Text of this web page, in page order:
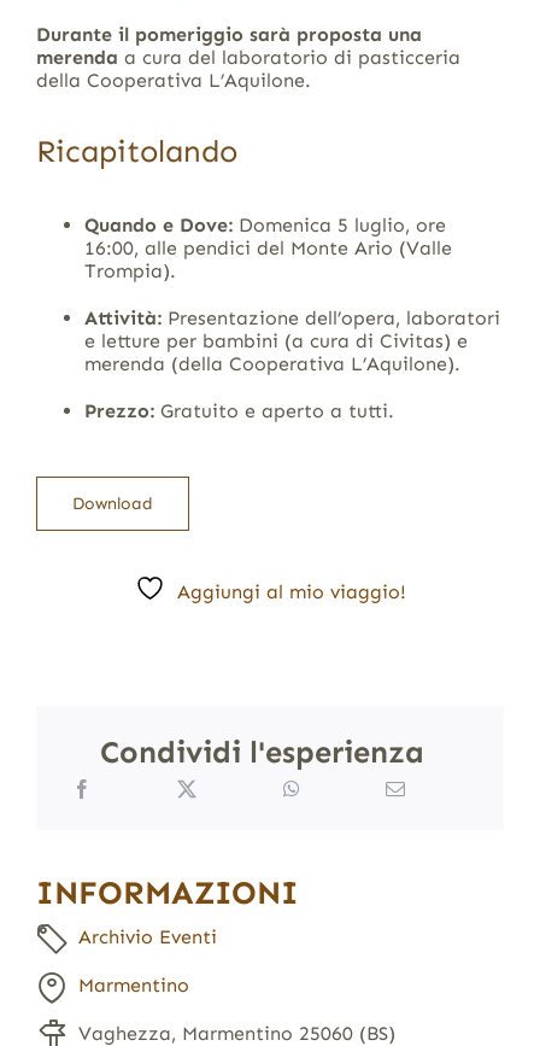
Durante il pomeriggio sarà proposta una
merenda a cura del laboratorio di pasticceria
della Cooperativa L’Aquilone.
Ricapitolando
Quando e Dove:Domenica 5 luglio, ore
16:00, alle pendici del Monte Ario (Valle
Trompia).
Attività:Presentazione dell’opera, laboratori
e letture per bambini (a cura di Civitas) e
merenda (della Cooperativa L’Aquilone).
Prezzo:Gratuito e aperto a tutti.
Download
Aggiungi al mio viaggio!
Condividi l'esperienza
INFORMAZIONI
Archivio Eventi
Marmentino
Vaghezza, Marmentino 25060 (BS)